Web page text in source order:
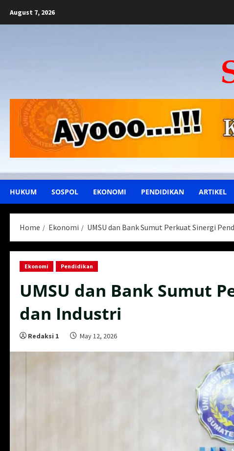
August 7, 2026
HUKUM SOSPOL EKONOMI PENDIDIKAN ARTIKEL
Home Ekonomi UMSU dan Bank Sumut Perkuat Sinergi
Ekonomi Pendidikan
UMSU dan Bank Sumut
dan Industri
Redaksi 1 May 12, 2026